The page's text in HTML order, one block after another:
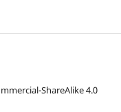
ShareAlike 4.0